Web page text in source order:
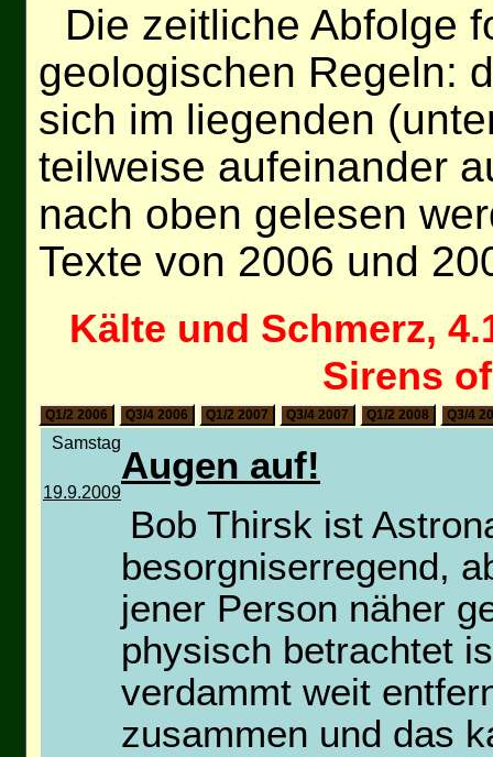
Die zeitliche Abfolge
geologischen Regeln:
sich im liegenden
teilweise aufeinander
nach oben gelesen
Texte von 2006 und
Kälte und Schmerz,
Sirens
Q1/2 2006 Q3/4 2006 Q1/2 2007 Q3/4 2007 Q1/2 2008 Q3/4
Samstag
19.9.2009
Augen auf!
Bob Thirsk ist
besorgniserregend,
jener Person näher
physisch betrachtet
verdammt weit
zusammen und das